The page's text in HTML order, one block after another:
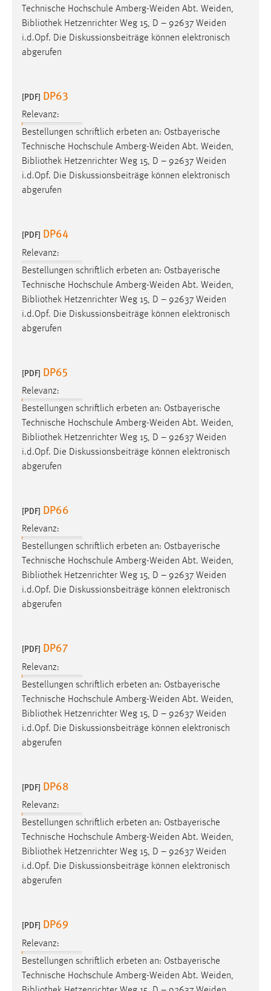
Technische Hochschule Amberg-Weiden Abt. Weiden,
Bibliothek Hetzenrichter Weg 15, D – 92637 Weiden
i.d.Opf. Die Diskussionsbeiträge können elektronisch
abgerufen
[PDF] DP63
Relevanz:
Bestellungen schriftlich erbeten an: Ostbayerische
Technische Hochschule Amberg-Weiden Abt. Weiden,
Bibliothek Hetzenrichter Weg 15, D – 92637 Weiden
i.d.Opf. Die Diskussionsbeiträge können elektronisch
abgerufen
[PDF] DP64
Relevanz:
Bestellungen schriftlich erbeten an: Ostbayerische
Technische Hochschule Amberg-Weiden Abt. Weiden,
Bibliothek Hetzenrichter Weg 15, D – 92637 Weiden
i.d.Opf. Die Diskussionsbeiträge können elektronisch
abgerufen
[PDF] DP65
Relevanz:
Bestellungen schriftlich erbeten an: Ostbayerische
Technische Hochschule Amberg-Weiden Abt. Weiden,
Bibliothek Hetzenrichter Weg 15, D – 92637 Weiden
i.d.Opf. Die Diskussionsbeiträge können elektronisch
abgerufen
[PDF] DP66
Relevanz:
Bestellungen schriftlich erbeten an: Ostbayerische
Technische Hochschule Amberg-Weiden Abt. Weiden,
Bibliothek Hetzenrichter Weg 15, D – 92637 Weiden
i.d.Opf. Die Diskussionsbeiträge können elektronisch
abgerufen
[PDF] DP67
Relevanz:
Bestellungen schriftlich erbeten an: Ostbayerische
Technische Hochschule Amberg-Weiden Abt. Weiden,
Bibliothek Hetzenrichter Weg 15, D – 92637 Weiden
i.d.Opf. Die Diskussionsbeiträge können elektronisch
abgerufen
[PDF] DP68
Relevanz:
Bestellungen schriftlich erbeten an: Ostbayerische
Technische Hochschule Amberg-Weiden Abt. Weiden,
Bibliothek Hetzenrichter Weg 15, D – 92637 Weiden
i.d.Opf. Die Diskussionsbeiträge können elektronisch
abgerufen
[PDF] DP69
Relevanz:
Bestellungen schriftlich erbeten an: Ostbayerische
Technische Hochschule Amberg-Weiden Abt. Weiden,
Vimeo